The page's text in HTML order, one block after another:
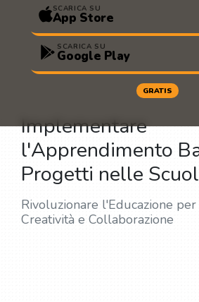
SCARICA SU
App Store
SCARICA SU
Google Play
GRATIS
Implementare
l'Apprendimento
Progetti nelle
Rivoluzionare l'Educazione
Creatività e Collaborazione